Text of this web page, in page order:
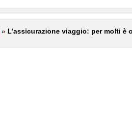
» L’assicurazione viaggio: per molti è